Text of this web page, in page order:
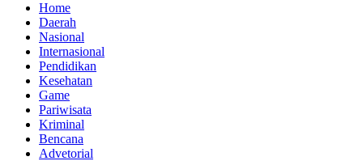
Home
Daerah
Nasional
Internasional
Pendidikan
Kesehatan
Game
Pariwisata
Kriminal
Bencana
Advetorial